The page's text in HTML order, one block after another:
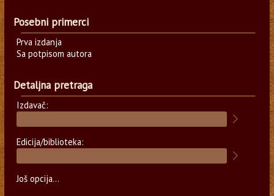
Posebni primerci
Prva izdanja
Sa potpisom autora
Detaljna pretraga
Izdavač:
Edicija/biblioteka:
Još opcija...